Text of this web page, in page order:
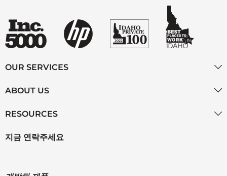
OUR SERVICES
ABOUT US
RESOURCES
지금 연락주세요